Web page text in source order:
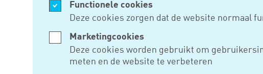
Functionele cookies
Deze cookies zorgen dat de website normaal
Marketingcookies
Deze cookies worden gebruikt om
meten en de website te verbeteren